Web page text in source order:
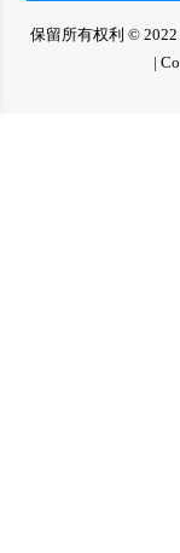
保留所有权利 © 2022
|